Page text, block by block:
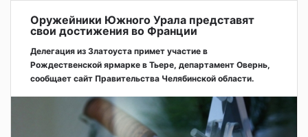
Оружейники Южного Урала представят
свои достижения во Франции
Делегация из Златоуста примет участие в
Рождественской ярмарке в Тьере, департамент Овернь,
сообщает сайт Правительства Челябинской области.